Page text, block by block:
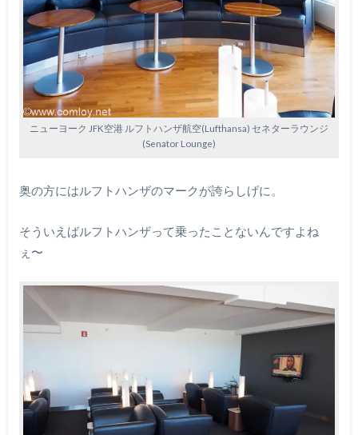
ニューヨーク JFK空港 ルフトハンザ航空(Lufthansa) セネターラウンジ
(Senator Lounge)
奥の方にはルフトハンザのマークが誇らしげに。
そういえばルフトハンザって乗ったことないんですよね
ぇ〜